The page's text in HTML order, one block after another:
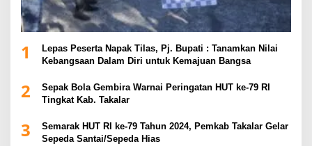
1
Lepas Peserta Napak Tilas, Pj. Bupati : Tanamkan Nilai
Kebangsaan Dalam Diri untuk Kemajuan Bangsa
2
Sepak Bola Gembira Warnai Peringatan HUT ke-79 RI
Tingkat Kab. Takalar
3
Semarak HUT RI ke-79 Tahun 2024, Pemkab Takalar Gelar
Sepeda Santai/Sepeda Hias